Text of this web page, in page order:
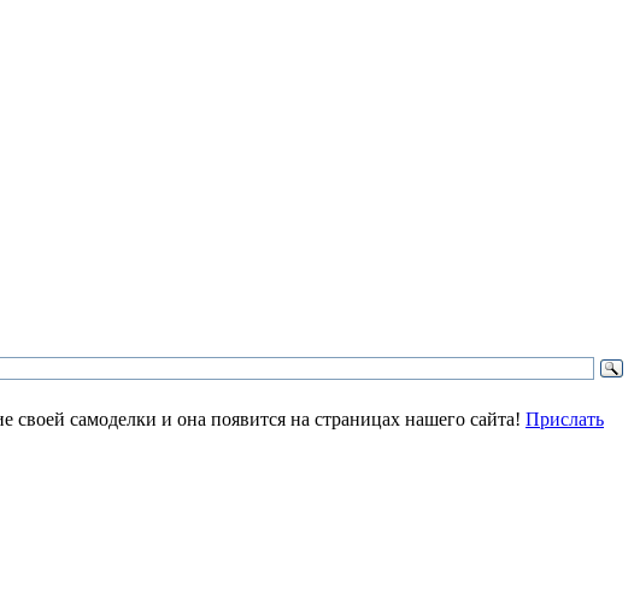
самоделки и она появится на страницах нашего сайта! Прислать